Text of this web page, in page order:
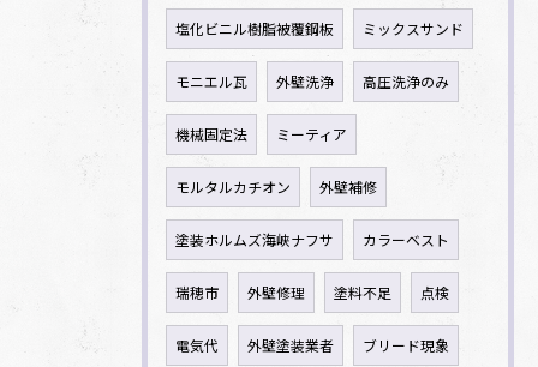
塩化ビニル樹脂被覆鋼板 ミックスサンド
モニエル瓦 外壁洗浄 高圧洗浄のみ
機械固定法 ミーティア
モルタルカチオン 外壁補修
塗装ホルムズ海峡ナフサ カラーベスト
瑞穂市 外壁修理 塗料不足 点検
電気代 外壁塗装業者 ブリード現象